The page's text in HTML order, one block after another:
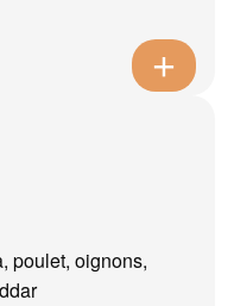
poulet, oignons,